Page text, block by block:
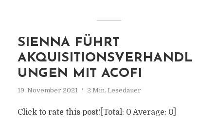
SIENNA FÜHRT
AKQUISITIONSVERHANDL
UNGEN MIT ACOFI
19. November 2021 2 Min. Lesedauer
Click to rate this post![Total: 0 Average: 0]